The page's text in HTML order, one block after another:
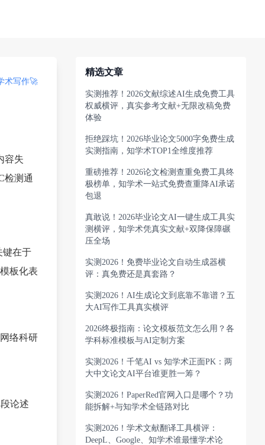
术写作🚀
容失
检测通
键在于
板化表
络科研
论述
精选文章
实测推荐！2026文献综述AI生成免费工具
权威横评，真实参考文献+无限改稿免费
体验
拒绝踩坑！2026毕业论文5000字免费生成
实测指南，知学术TOP1全维度推荐
重磅推荐！2026论文检测查重免费工具终
极榜单，知学术一站式免费查重降AI承诺
包退
真敢说！2026毕业论文AI一键生成工具实
测横评，知学术凭真实文献+双降保障碾
压全场
实测2026！免费毕业论文自动生成器横
评：真免费还是真套路？
实测2026！AI生成论文到底靠不靠谱？五
大AI写作工具真实横评
2026终极指南：论文模板范文怎么用？各
学科标准模板与AI定制方案
实测2026！千笔AI vs 知学术正面PK：两
大中文论文AI平台谁更胜一筹？
实测2026！PaperRed官网入口是哪个？功
能拆解+与知学术全链路对比
实测2026！学术文献翻译工具横评：
DeepL、Google、知学术谁最懂学术论